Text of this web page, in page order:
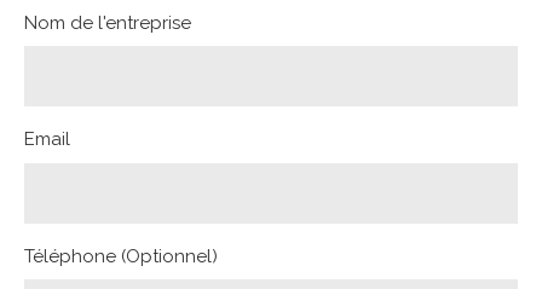
Nom de l'entreprise
Email
Téléphone (Optionnel)